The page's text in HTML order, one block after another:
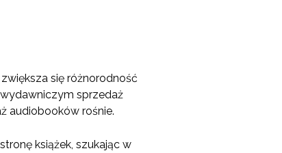
się różnorodność
sprzedaż
audiobooków rośnie.
książek, szukając w